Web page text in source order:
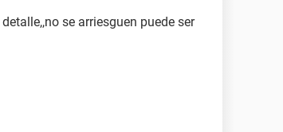
se arriesguen puede ser